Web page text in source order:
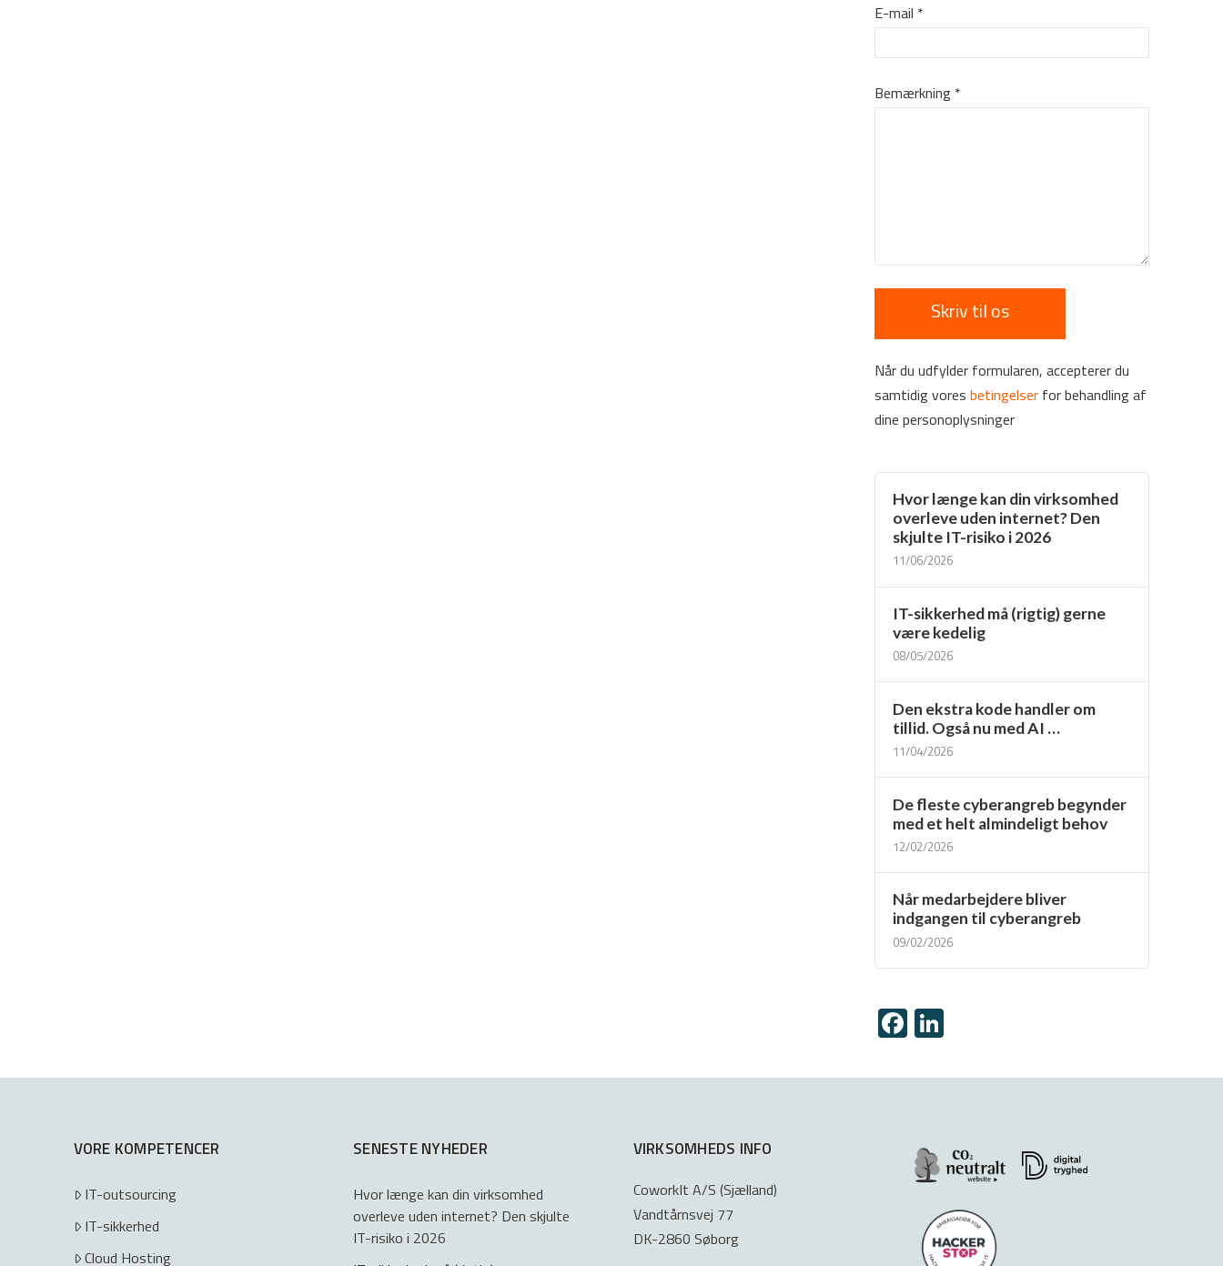
E-mail *
Bemærkning *
Når du udfylder formularen, accepterer du
samtidig voresbetingelser for behandling af
dine personoplysninger
Hvor længe kan din virksomhed
overleve uden internet? Den
skjulte IT-risiko i 2026
11/06/2026
IT-sikkerhed må (rigtig) gerne
være kedelig
08/05/2026
Den ekstra kode handler om
tillid. Også nu med AI …
11/04/2026
De fleste cyberangreb begynder
med et helt almindeligt behov
12/02/2026
Når medarbejdere bliver
indgangen til cyberangreb
09/02/2026
Facebook
VORE KOMPETENCER
IT-outsourcing
IT-sikkerhed
Cloud Hosting
SENESTE NYHEDER
Hvor længe kan din virksomhed
overleve uden internet? Den skjulte
IT-risiko i 2026
VIRKSOMHEDS INFO
CoworkIt A/S (Sjælland)
Vandtårnsvej 77
DK-2860 Søborg